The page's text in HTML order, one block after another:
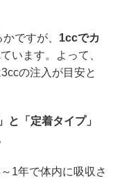
ですが、 1ccでカ
います。よって、
の注入が目安と
と「定着タイプ」
1年で体内に吸収さ